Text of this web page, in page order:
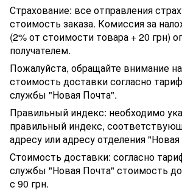
Страхование: все отправления
стоимость заказа. Комиссия за
(2% от стоимости товара + 20 грн)
получателем.
Пожалуйста, обращайте внимание
стоимость доставки согласно
службы "Новая Почта".
Правильный индекс: необходимо
правильный индекс,
адресу или адресу отделения
Стоимость доставки: согласно
службы "Новая Почта" стоимость
с 90 грн.